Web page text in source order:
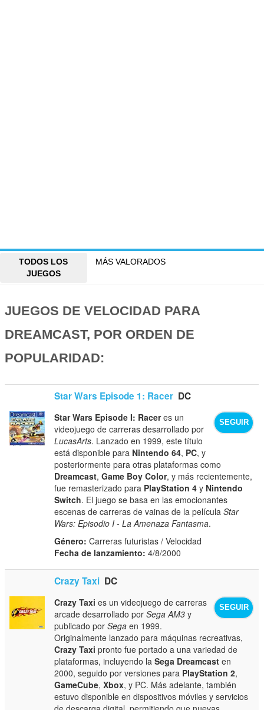
TODOS LOS
JUEGOS
MÁS VALORADOS
JUEGOS DE VELOCIDAD PARA
DREAMCAST, POR ORDEN DE
POPULARIDAD:
Star Wars Episode 1: Racer DC
SEGUIR
Star Wars Episode I: Raceres un
videojuego de carreras desarrollado por
LucasArts. Lanzado en 1999, este título
está disponible para Nintendo 64, PC, y
posteriormente para otras plataformas como
Dreamcast,Game Boy Color, y más recientemente,
fue remasterizado para PlayStation 4 y Nintendo
Switch. El juego se basa en las emocionantes
escenas de carreras de vainas de la películaStar
Wars: Episodio I - La Amenaza Fantasma.
Género: Carreras futuristas / Velocidad
Fecha de lanzamiento: 4/8/2000
Crazy Taxi DC
SEGUIR
Crazy Taxi es un videojuego de carreras
arcade desarrollado porSega AM3 y
publicado porSega en 1999.
Originalmente lanzado para máquinas recreativas,
Crazy Taxi pronto fue portado a una variedad de
plataformas, incluyendo laSega Dreamcast en
2000, seguido por versiones para PlayStation 2,
GameCube,Xbox, y PC. Más adelante, también
estuvo disponible en dispositivos móviles y servicios